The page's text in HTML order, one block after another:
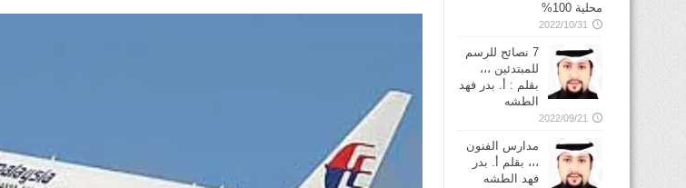
محلية 100%
2022/10/31
7 نصائح للرسم
للمبتدئين ،،،
بقلم : أ. بدر فهد
الطشه
2022/09/21
مدارس الفنون
،،، بقلم أ. بدر
فهد الطشه